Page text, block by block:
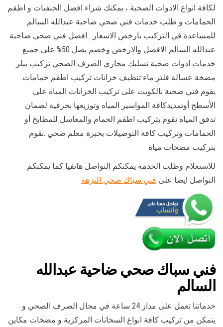
لكافة انواع الادوات الصحية ، يمكنك شراء افضل الحنفيات و اطقم
الحمامات و طلب خدمات فني صحي ضاحية عبدالله السالم
للمساعدة في التركيب بارخص الاسعار . افضل فني صحي ضاحية
عبدالله السالم الافضل والارخض وخصم يصل 50% على جميع
خدمات ادوات صحية تسليك مجاري الصرف الصحي تركيب بيلر
مضخة عسالة فلتر ماء تنظيف خزانات تركيب اطقم حمامات.
يقوم فني صحية بالكويت على تركيب الخزانات المياه على
الأسطح أوتمديدكافة المواسير المياه وتوزيعها بحرفية لضمان
تدفق المياه نقوم بتركيب اطقم الحمام والمغاسل للمطابخ أو
الحمامات وتركيب كافة التوصيلات بخبرة معلم صحي .نقوم
بتركيب مضخات مياه
للاستعلام وطلب الخدمة يمكنكم التواصل هاتفيا كما يمكنكم
التواصل ايضا على فني سباك صحي النزهة
فني سباك صحي ضاحية عبدالله
السالم
خدماتنا تعمل على مدار 24 ساعة في مجال الصرف الصحي و
يتمكن من تركيب كافة انواع السخانات المركزية و مضخات مكاين